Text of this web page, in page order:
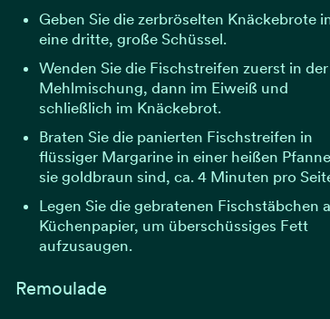
Geben Sie die zerbröselten Knäckebrote
eine dritte, große Schüssel.
Wenden Sie die Fischstreifen zuerst in der
Mehlmischung, dann im Eiweiß und
schließlich im Knäckebrot.
Braten Sie die panierten Fischstreifen in
flüssiger Margarine in einer heißen
sie goldbraun sind, ca. 4 Minuten pro
Legen Sie die gebratenen Fischstäbchen
Küchenpapier, um überschüssiges Fett
aufzusaugen.
Remoulade